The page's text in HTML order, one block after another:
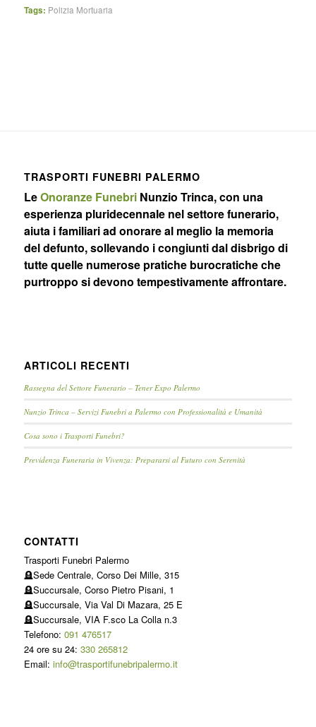
Tags: Polizia Mortuaria
TRASPORTI FUNEBRI PALERMO
LeOnoranze FunebriNunzio Trinca, con una
esperienza pluridecennale nel settore funerario,
aiuta i familiari ad onorare al meglio la memoria
del defunto, sollevando i congiunti dal disbrigo di
tutte quelle numerose pratiche burocratiche che
purtroppo si devono tempestivamente affrontare.
ARTICOLI RECENTI
Rassegna del Settore Funerario – Tener Expo Palermo
Nunzio Trinca – Servizi Funebri a Palermo con Professionalità e Umanità
Cosa sono i Trasporti Funebri?
Previdenza Funeraria in Vivenza: Prepararsi al Futuro con Serenità
CONTATTI
Trasporti Funebri Palermo
🪦Sede Centrale, Corso Dei Mille, 315
🪦Succursale, Corso Pietro Pisani, 1
🪦Succursale, Via Val Di Mazara, 25 E
🪦Succursale, VIA F.sco La Colla n.3
Telefono: 091 476517
24 ore su 24: 330 265812
Email: info@trasportifunebripalermo.it